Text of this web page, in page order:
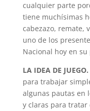
cualquier parte
tiene muchísimas
cabezazo, remate,
uno de los
Nacional hoy en
LA IDEA DE JUEGO.
para trabajar
algunas pautas en
y claras para tratar